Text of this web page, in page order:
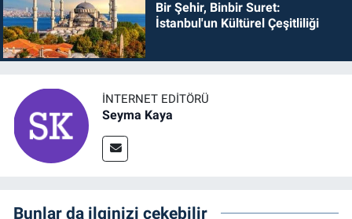
Bir Şehir, Binbir Suret:
İstanbul'un Kültürel Çeşitliliği
İNTERNET EDITÖRÜ
Seyma Kaya
Bunlar da ilginizi çekebilir